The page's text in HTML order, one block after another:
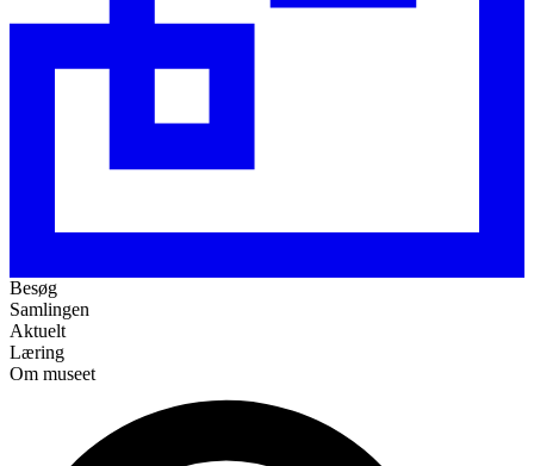
Besøg
Samlingen
Aktuelt
Læring
Om museet